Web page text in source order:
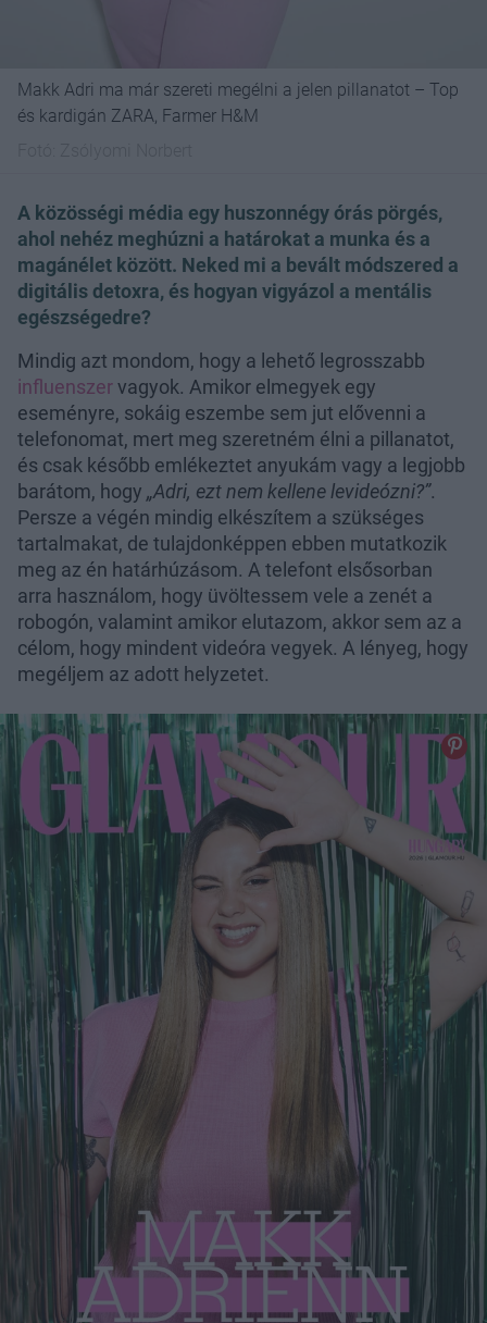
Makk Adri ma már szereti megélni a jelen pillanatot – Top
és kardigán ZARA, Farmer H&M
A közösségi média egy huszonnégy órás pörgés,
ahol nehéz meghúzni a határokat a munka és a
magánélet között. Neked mi a bevált módszered a
digitális detoxra, és hogyan vigyázol a mentális
egészségedre?
Mindig azt mondom, hogy a lehető legrosszabb
influenszervagyok. Amikor elmegyek egy
eseményre, sokáig eszembe sem jut elővenni a
telefonomat, mert meg szeretném élni a pillanatot,
és csak később emlékeztet anyukám vagy a legjobb
barátom, hogy „Adri, ezt nem kellene levideózni?”.
Persze a végén mindig elkészítem a szükséges
tartalmakat, de tulajdonképpen ebben mutatkozik
meg az én határhúzásom. A telefont elsősorban
arra használom, hogy üvöltessem vele a zenét a
robogón, valamint amikor elutazom, akkor sem az a
célom, hogy mindent videóra vegyek. A lényeg, hogy
megéljem az adott helyzetet.